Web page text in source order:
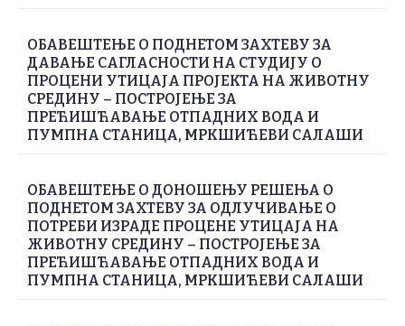
ОБАВЕШТЕЊЕ О ПОДНЕТОМ ЗАХТЕВУ ЗА
ДАВАЊЕ САГЛАСНОСТИ НА СТУДИЈУ О
ПРОЦЕНИ УТИЦАЈА ПРОЈЕКТА НА ЖИВОТНУ
СРЕДИНУ – ПОСТРОЈЕЊЕ ЗА
ПРЕЋИШЋАВАЊЕ ОТПАДНИХ ВОДА И
ПУМПНА СТАНИЦА, МРКШИЋЕВИ САЛАШИ
ОБАВЕШТЕЊЕ О ДОНОШЕЊУ РЕШЕЊА О
ПОДНЕТОМ ЗАХТЕВУ ЗА ОДЛУЧИВАЊЕ О
ПОТРЕБИ ИЗРАДЕ ПРОЦЕНЕ УТИЦАЈА НА
ЖИВОТНУ СРЕДИНУ – ПОСТРОЈЕЊЕ ЗА
ПРЕЋИШЋАВАЊЕ ОТПАДНИХ ВОДА И
ПУМПНА СТАНИЦА, МРКШИЋЕВИ САЛАШИ